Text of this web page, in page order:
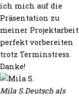
ich mich auf die
Präsentation zu
meiner Projektarbeit
perfekt vorbereiten
trotz Terminstress.
Danke!
Mila S.Deutsch als